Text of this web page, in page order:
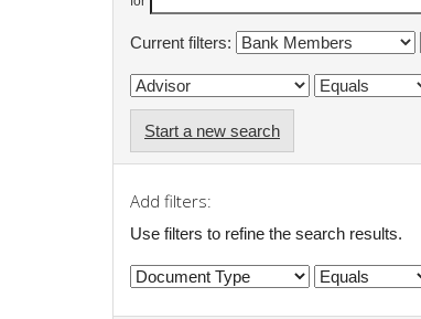
Current filters:
Start a new search
Add filters:
Use filters to refine the search results.